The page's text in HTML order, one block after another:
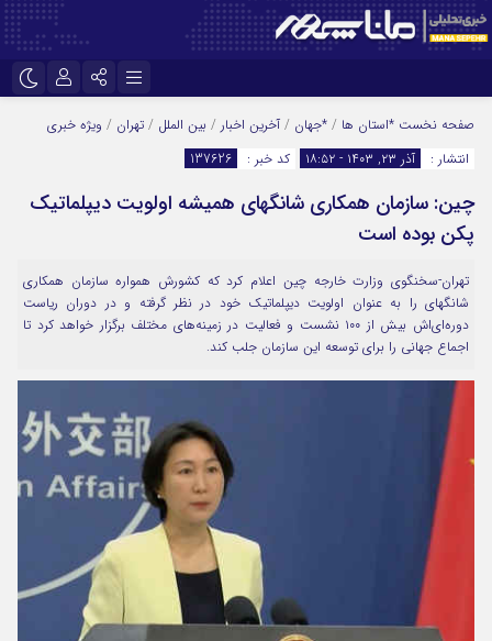
اینستاگرام
تلگرام
سروش
ایتا
آپارات
نام کاربری یا نشانی ایمیل
رمز عبور
مرا به خاطر بسپار
صفحه نخست *استان ها / *جهان / آخرین اخبار / بین الملل / تهران / ویژه خبری
انتشار :
آذر ۲۳, ۱۴۰۳ - ۱۸:۵۲ کد خبر : 137626
چین: سازمان همکاری شانگهای همیشه اولویت دیپلماتیک
پکن بوده است
تهران-سخنگوی وزارت خارجه چین اعلام کرد که کشورش همواره سازمان همکاری
شانگهای را به عنوان اولویت دیپلماتیک خود در نظر گرفته و در دوران ریاست
دوره‌ای‌اش بیش از ۱۰۰ نشست و فعالیت در زمینه‌های مختلف برگزار خواهد کرد تا
اجماع جهانی را برای توسعه این سازمان جلب کند.